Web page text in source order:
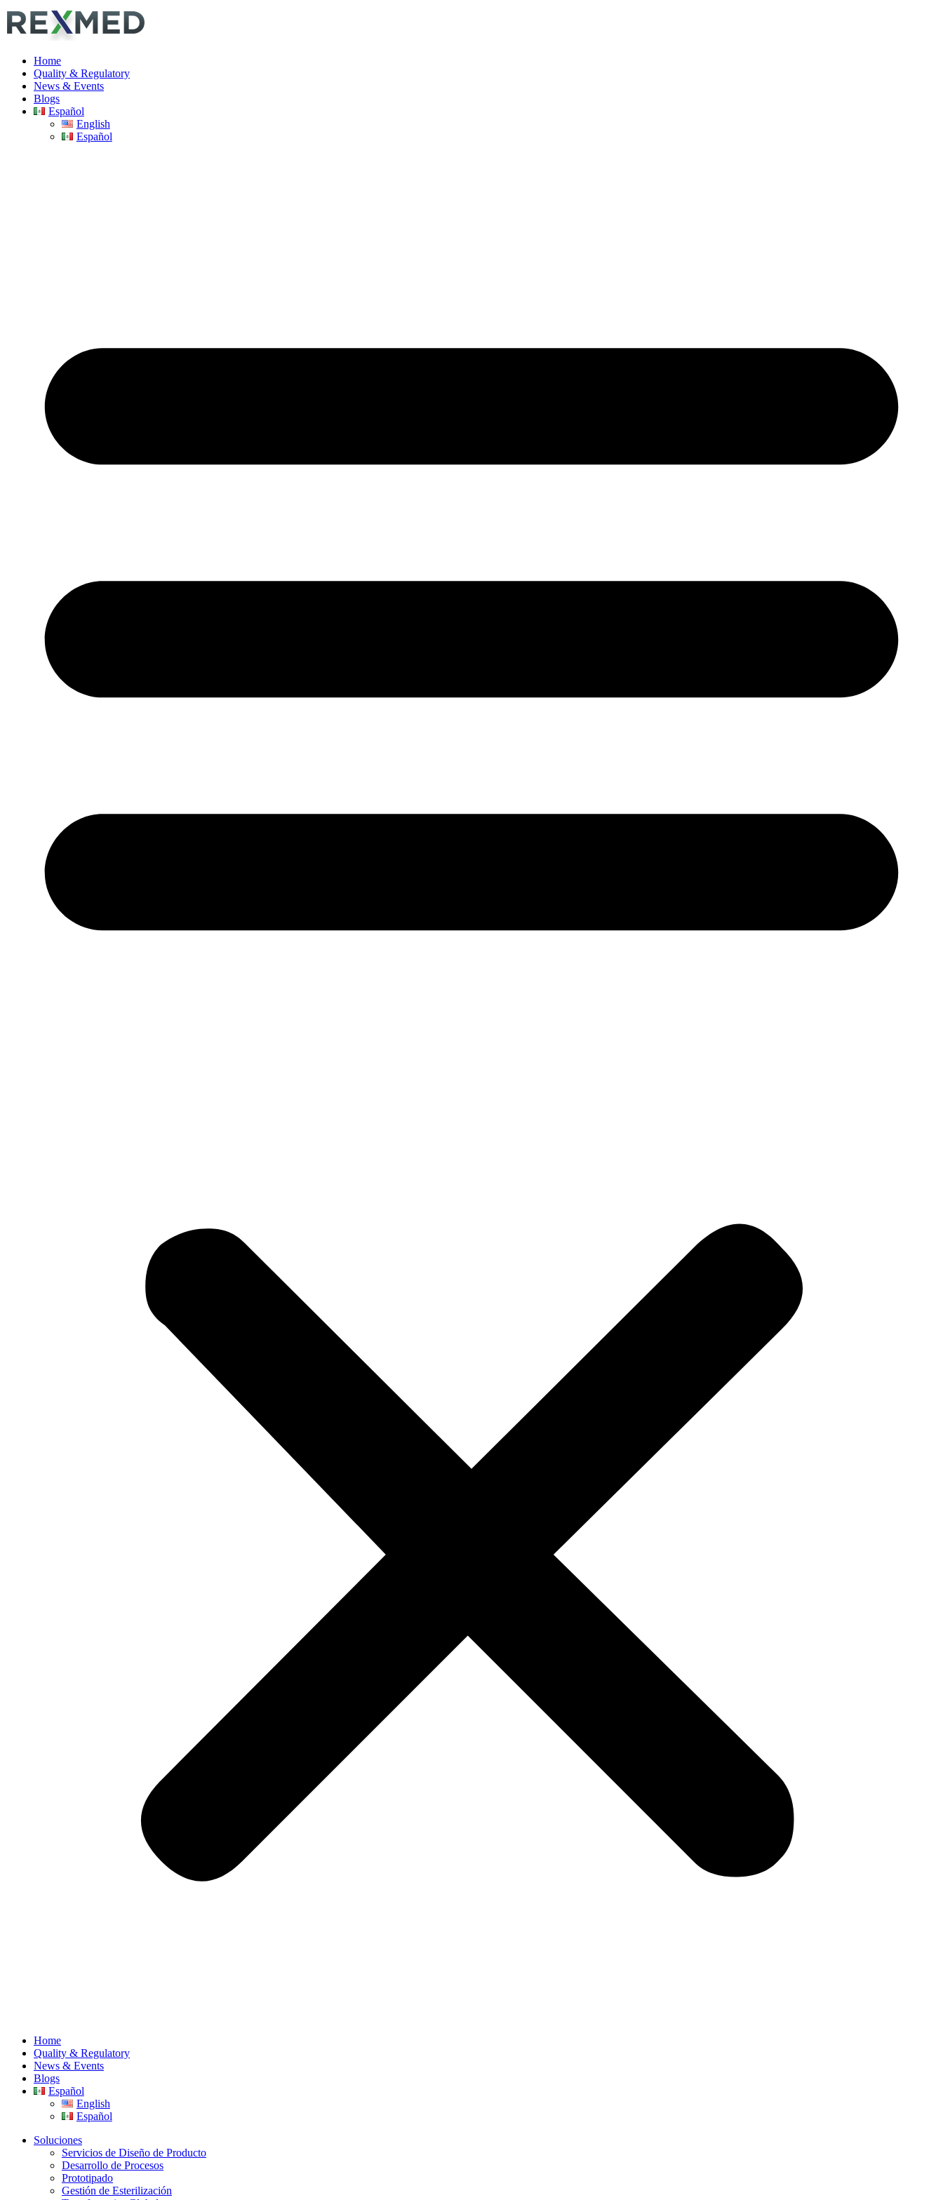
Home
Quality & Regulatory
News & Events
Blogs
Español
English
Español
Home
Quality & Regulatory
News & Events
Blogs
Español
English
Español
Soluciones
Servicios de Diseño de Producto
Desarrollo de Procesos
Prototipado
Gestión de Esterilización